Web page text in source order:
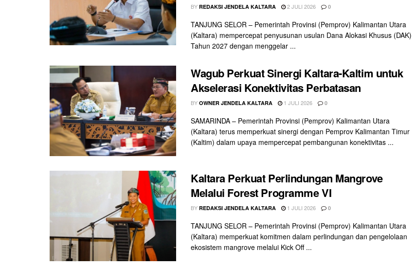
BY REDAKSI JENDELA KALTARA 2 JULI 2026 0
TANJUNG SELOR – Pemerintah Provinsi (Pemprov) Kalimantan Utara
(Kaltara) mempercepat penyusunan usulan Dana Alokasi Khusus (DAK)
Tahun 2027 dengan menggelar ...
Wagub Perkuat Sinergi Kaltara-Kaltim untuk
Akselerasi Konektivitas Perbatasan
BY OWNER JENDELA KALTARA 1 JULI 2026 0
SAMARINDA – Pemerintah Provinsi (Pemprov) Kalimantan Utara
(Kaltara) terus memperkuat sinergi dengan Pemprov Kalimantan Timur
(Kaltim) dalam upaya mempercepat pembangunan konektivitas ...
Kaltara Perkuat Perlindungan Mangrove
Melalui Forest Programme VI
BY REDAKSI JENDELA KALTARA 1 JULI 2026 0
TANJUNG SELOR – Pemerintah Provinsi (Pemprov) Kalimantan Utara
(Kaltara) memperkuat komitmen dalam perlindungan dan pengelolaan
ekosistem mangrove melalui Kick Off ...